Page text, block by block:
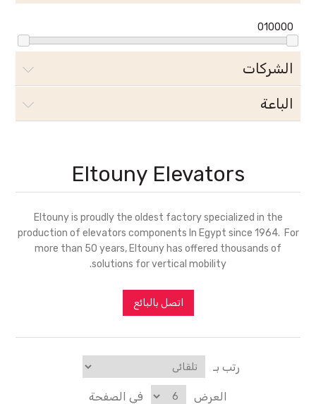
010000
الشركات
الباعة
Eltouny Elevators
Eltouny is proudly the oldest factory specialized in the
production of elevators components In Egypt since 1964. For
more than 50 years, Eltouny has offered thousands of
solutions for vertical mobility.
اتصل بالبائع
رتب بـ
العرض في الصفحة